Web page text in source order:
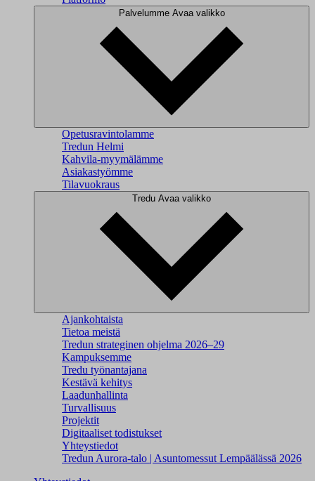
Palvelumme Avaa valikko
Opetusravintolamme
Tredun Helmi
Kahvila-myymälämme
Asiakastyömme
Tilavuokraus
Tredu Avaa valikko
Ajankohtaista
Tietoa meistä
Tredun strateginen ohjelma 2026–29
Kampuksemme
Tredu työnantajana
Kestävä kehitys
Laadunhallinta
Turvallisuus
Projektit
Digitaaliset todistukset
Yhteystiedot
Tredun Aurora-talo | Asuntomessut Lempäälässä 2026